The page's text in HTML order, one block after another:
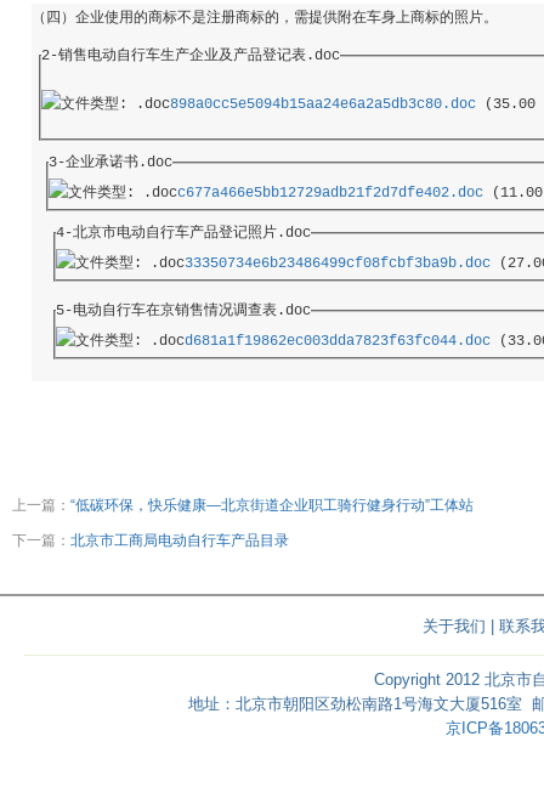
（四）企业使用的商标不是注册商标的，需提供附在车身上商标的照片。
2-销售电动自行车生产企业及产品登记表.doc
898a0cc5e5094b15aa24e6a2a5db3c80.doc (35.00
3-企业承诺书.doc
c677a466e5bb12729adb21f2d7dfe402.doc
4-北京市电动自行车产品登记照片.doc
33350734e6b23486499cf08fcbf3ba9b.doc
5-电动自行车在京销售情况调查表.doc
d681a1f19862ec003dda7823f63fc044.doc
上一篇： “低碳环保，快乐健康—北京街道企业职工骑行健身行动”工体站
下一篇： 北京市工商局电动自行车产品目录
关于我们 联系
Copyright 2012 北京市
地址：北京市朝阳区劲松南路1号海文大厦516
京ICP备